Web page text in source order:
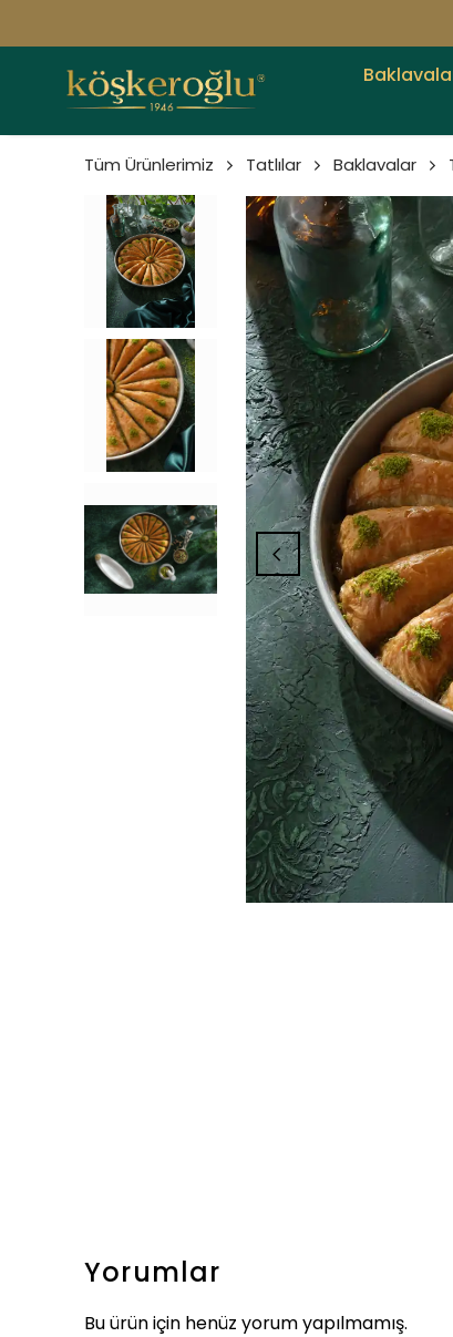
Tüm Ürünlerimiz Tatlılar Baklavalar
Yorumlar
Bu ürün için henüz yorum yapılmamış.